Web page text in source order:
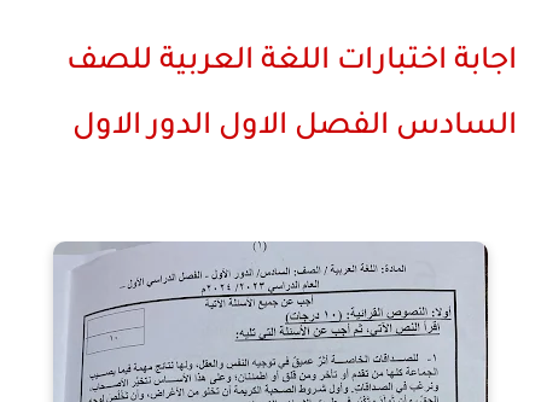
اجابة اختبارات اللغة العربية للصف
السادس الفصل الاول الدور الاول